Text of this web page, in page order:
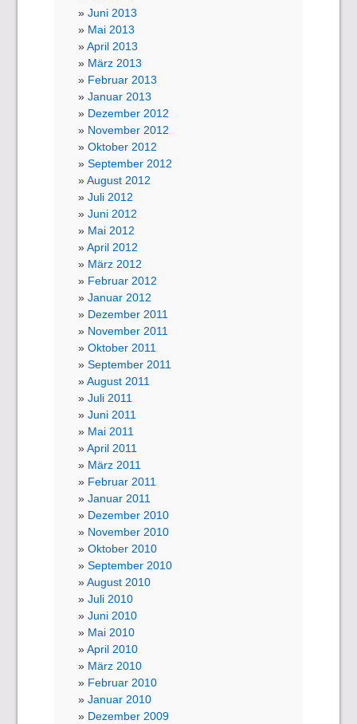
Juni 2013
Mai 2013
April 2013
März 2013
Februar 2013
Januar 2013
Dezember 2012
November 2012
Oktober 2012
September 2012
August 2012
Juli 2012
Juni 2012
Mai 2012
April 2012
März 2012
Februar 2012
Januar 2012
Dezember 2011
November 2011
Oktober 2011
September 2011
August 2011
Juli 2011
Juni 2011
Mai 2011
April 2011
März 2011
Februar 2011
Januar 2011
Dezember 2010
November 2010
Oktober 2010
September 2010
August 2010
Juli 2010
Juni 2010
Mai 2010
April 2010
März 2010
Februar 2010
Januar 2010
Dezember 2009